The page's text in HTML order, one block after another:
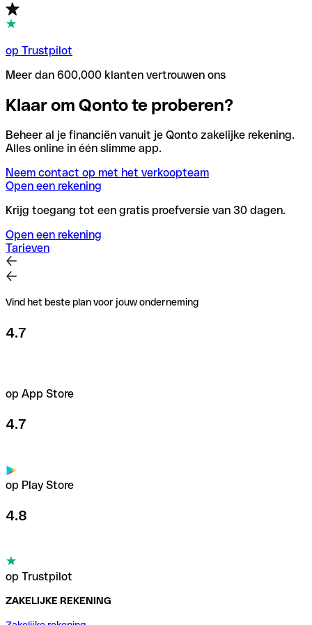
op Trustpilot
Meer dan 600,000 klanten vertrouwen ons
Klaar om Qonto te proberen?
Beheer al je financiën vanuit je Qonto zakelijke rekening.
Alles online in één slimme app.
Neem contact op met het verkoopteam
Open een rekening
Krijg toegang tot een gratis proefversie van 30 dagen.
Open een rekening
Tarieven
Vind het beste plan voor jouw onderneming
4.7
op App Store
4.7
op Play Store
4.8
op Trustpilot
ZAKELIJKE REKENING